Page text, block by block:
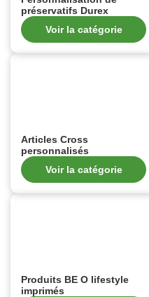
préservatifs Durex
Voir la catégorie
Articles Cross
personnalisés
Voir la catégorie
Produits BE O lifestyle
imprimés